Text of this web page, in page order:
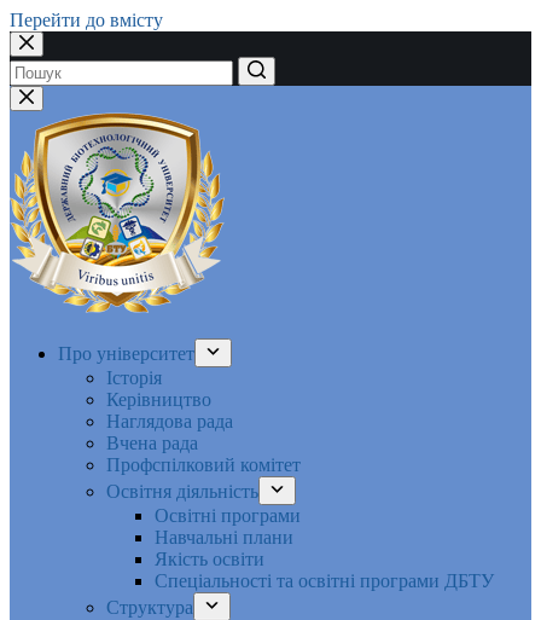
Перейти до вмісту
Немає
результатів
Про університет
Історія
Керівництво
Наглядова рада
Вчена рада
Профспілковий комітет
Освітня діяльність
Освітні програми
Навчальні плани
Якість освіти
Спеціальності та освітні програми ДБТУ
Структура